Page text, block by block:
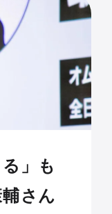
」も
さん